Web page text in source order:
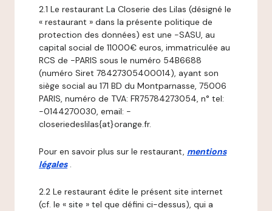
2.1 Le restaurant La Closerie des Lilas (désigné le
« restaurant » dans la présente politique de
protection des données) est une -SASU, au
capital social de 11000€ euros, immatriculée au
RCS de -PARIS sous le numéro 54B6688
(numéro Siret 78427305400014), ayant son
siège social au 171 BD du Montparnasse, 75006
PARIS, numéro de TVA: FR75784273054, n° tel:
-0144270030, email: -
closeriedeslilas{at}orange.fr.
Pour en savoir plus sur le restaurant, mentions
légales .
2.2 Le restaurant édite le présent site internet
(cf. le « site » tel que défini ci-dessus), qui a